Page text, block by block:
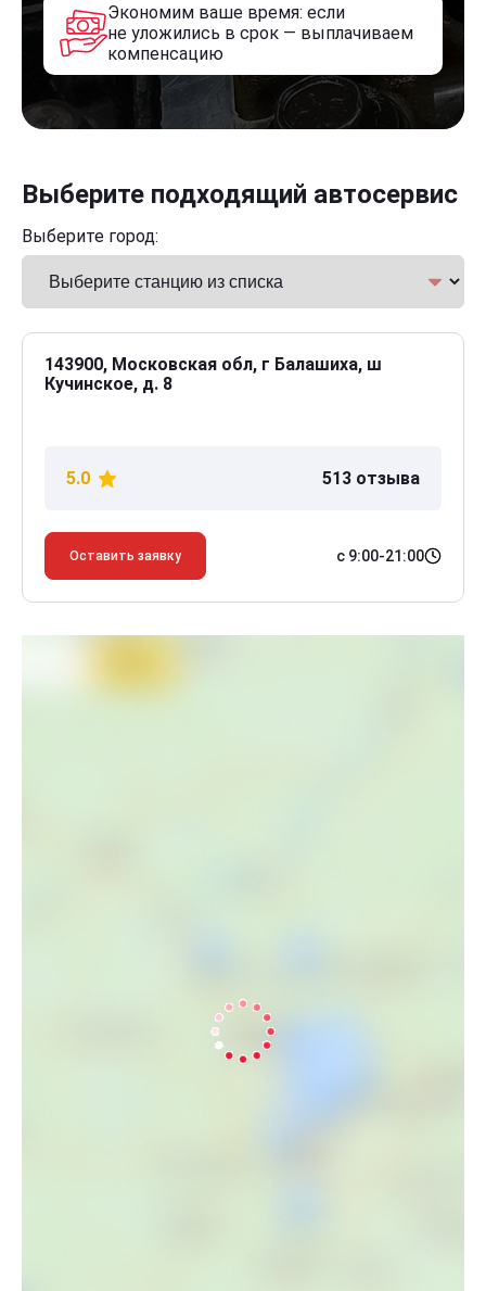
Экономим ваше время: если
не уложились в срок — выплачиваем
компенсацию
Выберите подходящий автосервис
Выберите город:
143900, Московская обл, г Балашиха, ш
Кучинское, д. 8
5.0 513 отзыва
Оставить заявку с 9:00-21:00